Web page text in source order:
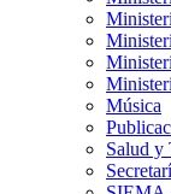
Música
Salud y